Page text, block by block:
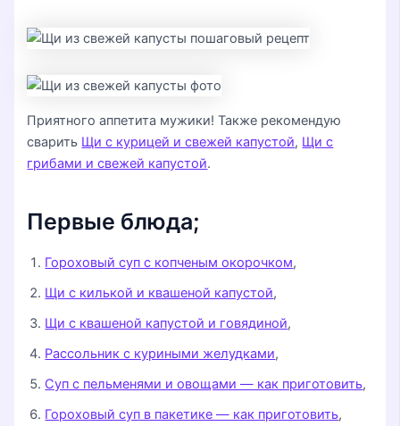
Приятного аппетита мужики! Также рекомендую
сварить Щи с курицей и свежей капустой, Щи с
грибами и свежей капустой.
Первые блюда;
Гороховый суп с копченым окорочком,
Щи с килькой и квашеной капустой,
Щи с квашеной капустой и говядиной,
Рассольник с куриными желудками,
Суп с пельменями и овощами — как приготовить,
Гороховый суп в пакетике — как приготовить,